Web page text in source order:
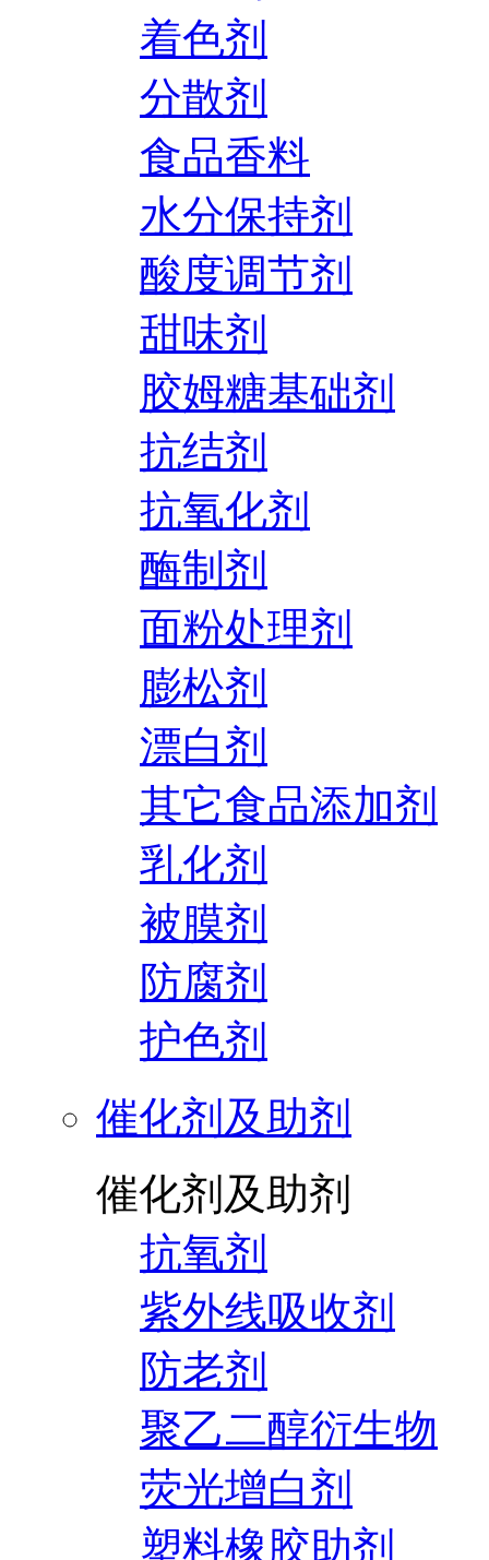
着色剂
分散剂
食品香料
水分保持剂
酸度调节剂
甜味剂
胶姆糖基础剂
抗结剂
抗氧化剂
酶制剂
面粉处理剂
膨松剂
漂白剂
其它食品添加剂
乳化剂
被膜剂
防腐剂
护色剂
催化剂及助剂
催化剂及助剂
抗氧剂
紫外线吸收剂
防老剂
聚乙二醇衍生物
荧光增白剂
塑料橡胶助剂